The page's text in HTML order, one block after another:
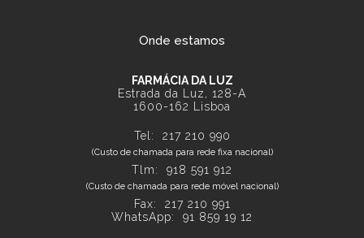
Onde estamos
FARMÁCIA DA LUZ
Estrada da Luz, 128-A
1600-162 Lisboa
Tel: 217 210 990
(Custo de chamada para rede fixa nacional)
Tlm: 918 591 912
(Custo de chamada para rede móvel nacional)
Fax: 217 210 991
WhatsApp: 91 859 19 12